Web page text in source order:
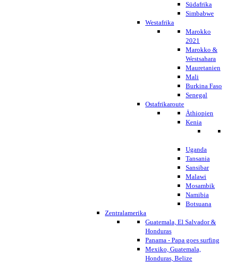
Südafrika
Simbabwe
Westafrika
Marokko
2021
Marokko &
Westsahara
Mauretanien
Mali
Burkina Faso
Senegal
Ostafrikaroute
Äthiopien
Kenia
Uganda
Tansania
Sansibar
Malawi
Mosambik
Namibia
Botsuana
Zentralamerika
Guatemala, El Salvador &
Honduras
Panama - Papa goes surfing
Mexiko, Guatemala,
Honduras, Belize